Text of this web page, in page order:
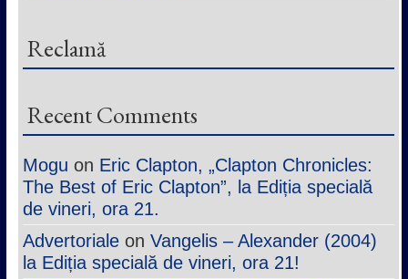
Reclamă
Recent Comments
Mogu on Eric Clapton, „Clapton Chronicles:
The Best of Eric Clapton”, la Ediția specială
de vineri, ora 21.
Advertorialeon Vangelis – Alexander (2004)
la Ediția specială de vineri, ora 21!